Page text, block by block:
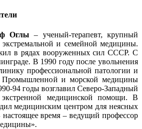
Оглы – ученый-терапевт, крупный
экстремальной и семейной медицины.
в рядах вооруженных сил СССР. С
В 1990 году после увольнения
профессиональной патологии и
и морской медицины
94 годы возглавил Северо-Западный
экстренной медицинской помощи. В
медицинским центром для неясных
время – ведущий профессор